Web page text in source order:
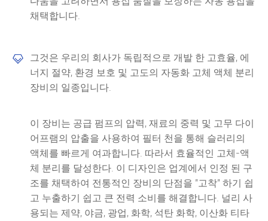
채택합니다.

그것은 우리의 회사가 독립적으로 개발 한 고효율, 에
너지 절약, 환경 보호 및 고도의 자동화 고체 액체 분리
장비의 일종입니다.
이 장비는 공급 펌프의 압력, 재료의 중력 및 고무 다이
어프램의 압출을 사용하여 필터 천을 통해 슬러리의
액체를 빠르게 여과합니다. 따라서 효율적인 고체-액
체 분리를 달성한다. 이 디자인은 업계에서 인정 된 구
조를 채택하여 전통적인 장비의 단점을 "고착" 하기 쉽
고 누출하기 쉽고 큰 전력 소비를 해결합니다. 널리 사
용되는 제약, 야금, 광업, 화학, 석탄 화학, 이산화 티타